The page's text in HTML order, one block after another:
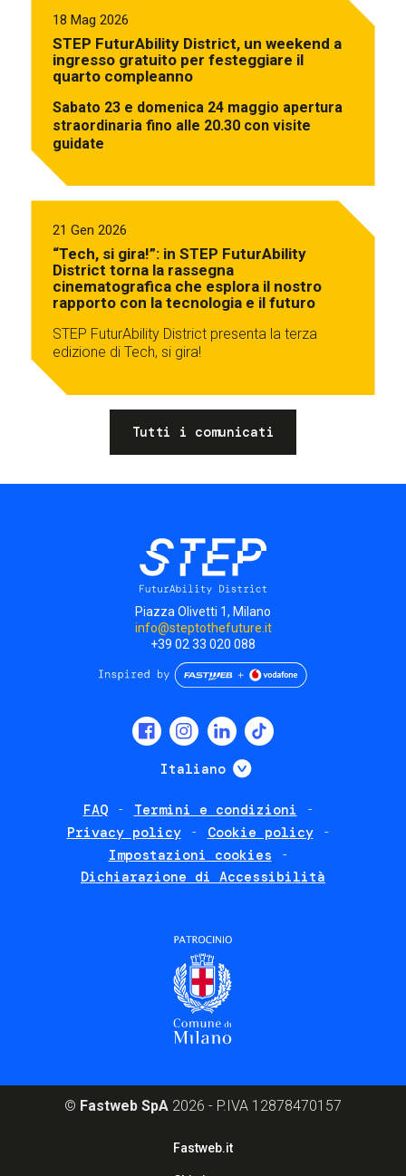
18 Mag 2026
STEP FuturAbility District, un weekend a
ingresso gratuito per festeggiare il
quarto compleanno
Sabato 23 e domenica 24 maggio apertura
straordinaria fino alle 20.30 con visite
guidate
21 Gen 2026
“Tech, si gira!”: in STEP FuturAbility
District torna la rassegna
cinematografica che esplora il nostro
rapporto con la tecnologia e il futuro
STEP FuturAbility District presenta la terza
edizione di Tech, si gira!
Tutti i comunicati
Piazza Olivetti 1, Milano
info@steptothefuture.it
+39 02 33 020 088
Italiano Mostra ulteriori
FAQ
Termini e condizioni
Privacy policy
Cookie policy
Impostazioni cookies
Dichiarazione di Accessibilità
© Fastweb SpA 2026 - P.IVA 12878470157
Fastweb.it